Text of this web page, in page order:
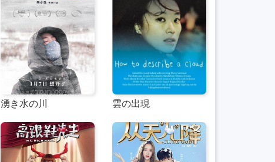
湧き水の川 雲の出現